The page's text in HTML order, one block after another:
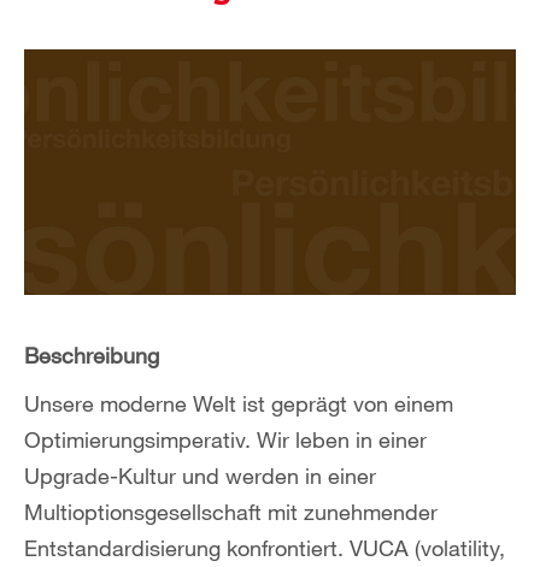
Beschreibung
Unsere moderne Welt ist geprägt von einem
Optimierungsimperativ. Wir leben in einer
Upgrade-Kultur und werden in einer
Multioptionsgesellschaft mit zunehmender
Entstandardisierung konfrontiert. VUCA (volatility,